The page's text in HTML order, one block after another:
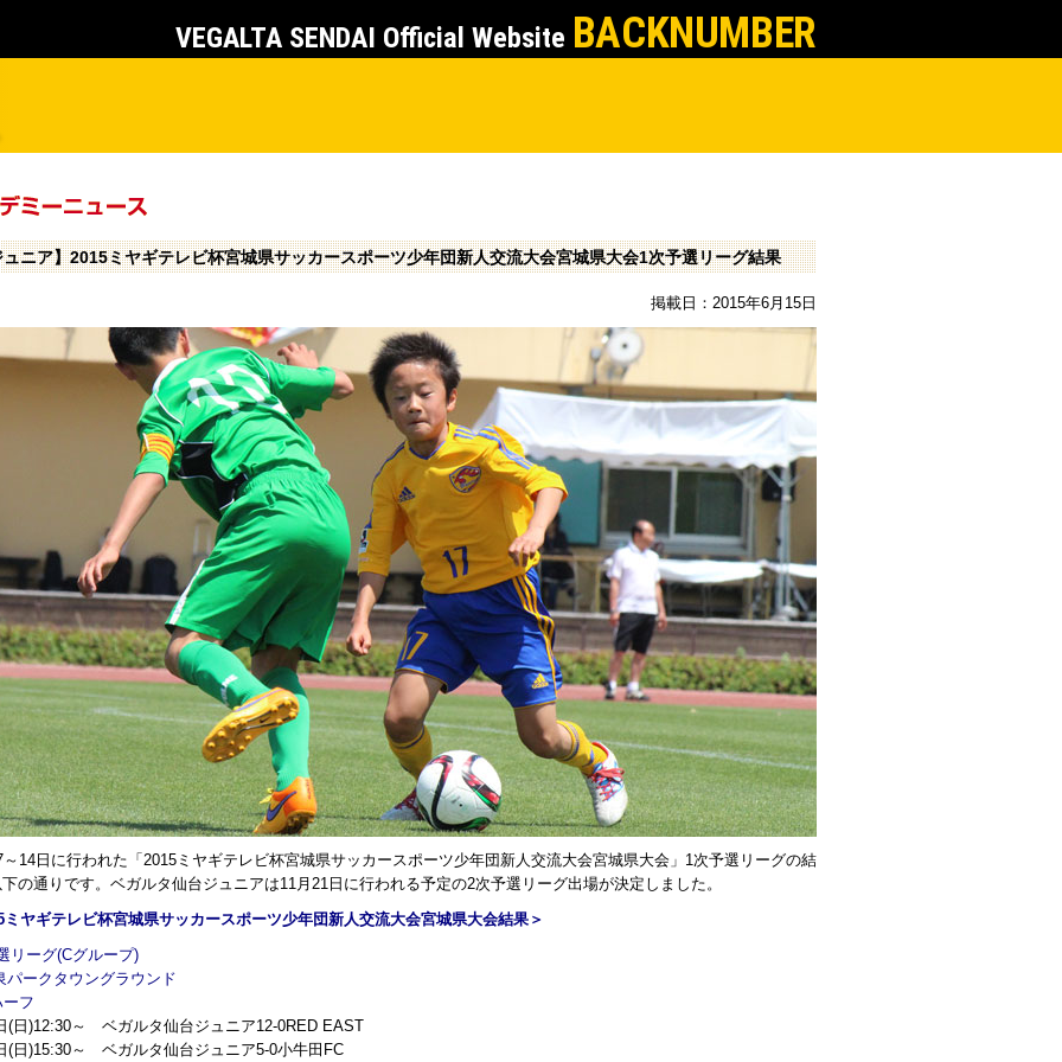
VEGALTA SENDAI Official Website BACKNUMBER
ュニア】2015ミヤギテレビ杯宮城県サッカースポーツ少年団新人交流大会宮城県大会1次予選リーグ結果
掲載日：2015年6月15日
14日に行われた「2015ミヤギテレビ杯宮城県サッカースポーツ少年団新人交流大会宮城県大会」1次予選リーグの結
の通りです。ベガルタ仙台ジュニアは11月21日に行われる予定の2次予選リーグ出場が決定しました。
ミヤギテレビ杯宮城県サッカースポーツ少年団新人交流大会宮城県大会結果＞
リーグ(Cグループ)
パークタウングラウンド
フ
(日)12:30～ ベガルタ仙台ジュニア12-0RED EAST
(日)15:30～ ベガルタ仙台ジュニア5-0小牛田FC